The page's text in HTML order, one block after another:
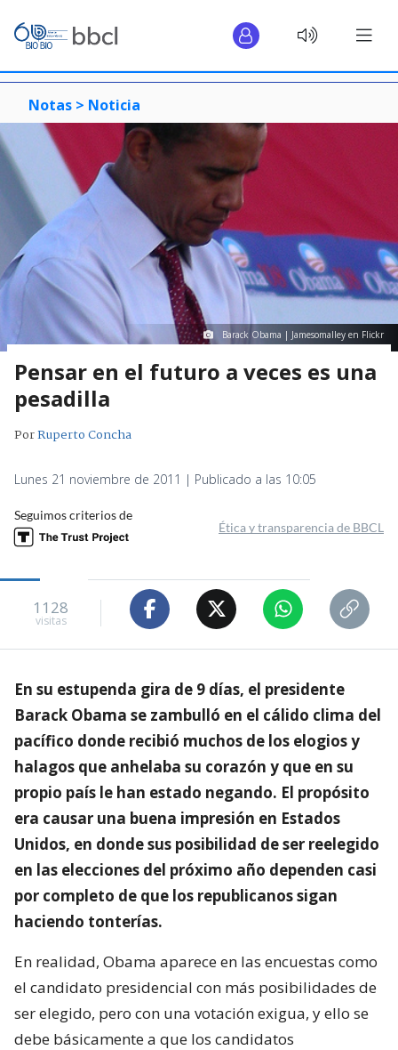
Notas > Noticia
Barack Obama | Jamesomalley en Flickr
Pensar en el futuro a veces es una
pesadilla
PorRuperto Concha
Lunes 21 noviembre de 2011 | Publicado a las 10:05
Seguimos criterios de
Ética y transparencia de BBCL
1128
visitas
En su estupenda gira de 9 días, el presidente
Barack Obama se zambulló en el cálido clima del
pacífico donde recibió muchos de los elogios y
halagos que anhelaba su corazón y que en su
propio país le han estado negando. El propósito
era causar una buena impresión en Estados
Unidos, en donde sus posibilidad de ser reelegido
en las elecciones del próximo año dependen casi
por completo de que los republicanos sigan
haciendo tonterías.
En realidad, Obama aparece en las encuestas como
el candidato presidencial con más posibilidades de
ser elegido, pero con una votación exigua, y ello se
debe básicamente a que los candidatos